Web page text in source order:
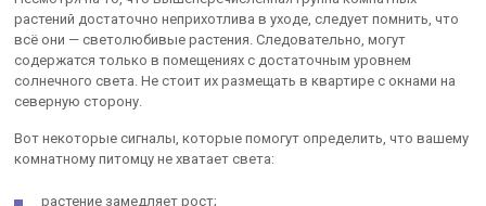
растений достаточно неприхотлива в уходе, следует помнить, что
всё они — светолюбивые растения. Следовательно, могут
содержатся только в помещениях с достаточным уровнем
солнечного света. Не стоит их размещать в квартире с окнами на
северную сторону.
Вот некоторые сигналы, которые помогут определить, что вашему
комнатному питомцу не хватает света:
растение замедляет рост;